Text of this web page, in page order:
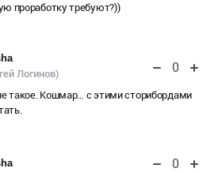
проработку требуют?))
Логинов)
0
такое. Кошмар… с этими сторибордами
0